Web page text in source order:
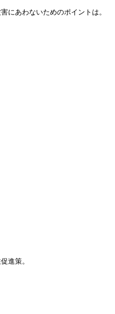
にあわないためのポイントは。
進策。